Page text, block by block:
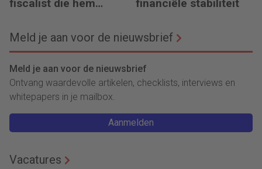
fiscalist die hem
financiële stabiliteit
Meld je aan voor de nieuwsbrief
Meld je aan voor de nieuwsbrief
Ontvang waardevolle artikelen, checklists, interviews en
whitepapers in je mailbox.
Aanmelden
Vacatures